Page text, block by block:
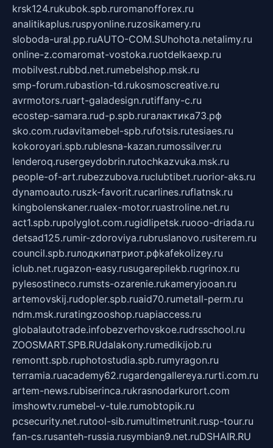
krsk124.rukubok.spb.ruromanofforex.ru
analitikaplus.ruspyonline.ruzosikamery.ru
sloboda-ural.pp.ruAUTO-COM.SUhohota.netalimy.ru
online-z.comaromat-vostoka.ruotdelkaexp.ru
mobilvest.rubbd.net.rumebelshop.msk.ru
smp-forum.rubastion-td.rukosmoscreative.ru
avrmotors.ruart-galadesign.rutiffany-c.ru
ecostep-samara.rud-p.spb.ruгалактика73.рф
sko.com.rudavitamebel-spb.rufotsis.rutesiaes.ru
kokoroyari.spb.rublesna-kazan.rumossilver.ru
lenderoq.rusergeydobrin.rutochkazvuka.msk.ru
people-of-art.rubezzubova.ruclubtibet.ruorior-aks.ru
dynamoauto.ruszk-favorit.rucarlines.ruflatnsk.ru
kingbolenskaner.rualex-motor.ruastroline.net.ru
act1.spb.rupolyglot.com.rugidlipetsk.ruooo-driada.ru
detsad125.rumir-zdoroviya.rubruslanovo.rusiterem.ru
council.spb.ruлодкипатриот.рфkafekolizey.ru
iclub.net.rugazon-easy.rusugarepilekb.rugrinox.ru
pylesostineco.rumsts-ozarenie.rukameryjooan.ru
artemovskij.rudopler.spb.ruaid70.rumetall-perm.ru
ndm.msk.ruratingzooshop.ruapiaccess.ru
globalautotrade.infobezverhovskoe.rudrsschool.ru
ZOOSMART.SPB.RUdalakony.rumedikijob.ru
remontt.spb.ruphotostudia.spb.rumyragon.ru
terramia.ruacademy62.rugardengallereya.rurti.com.ru
artem-news.rubiserinca.rukrasnodarkurort.com
imshowtv.rumebel-v-tule.rumobtopik.ru
pcsecurity.net.rutool-sib.rumultimetrunit.rusp-tour.ru
fan-cs.rusanteh-russia.rusymbian9.net.ruDSHAIR.RU